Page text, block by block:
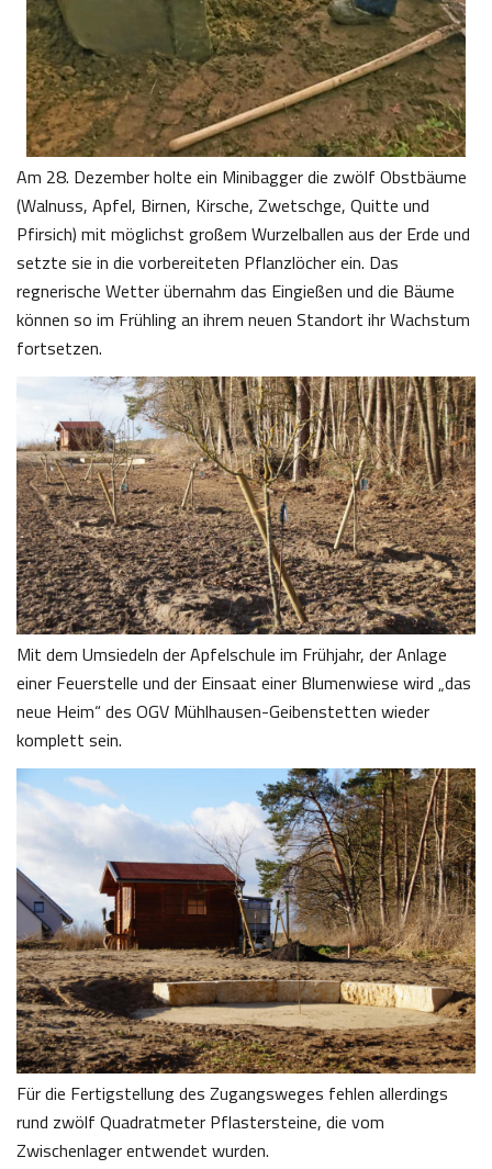
Am 28. Dezember holte ein Minibagger die zwölf Obstbäume
(Walnuss, Apfel, Birnen, Kirsche, Zwetschge, Quitte und
Pfirsich) mit möglichst großem Wurzelballen aus der Erde und
setzte sie in die vorbereiteten Pflanzlöcher ein. Das
regnerische Wetter übernahm das Eingießen und die Bäume
können so im Frühling an ihrem neuen Standort ihr Wachstum
fortsetzen.
Mit dem Umsiedeln der Apfelschule im Frühjahr, der Anlage
einer Feuerstelle und der Einsaat einer Blumenwiese wird „das
neue Heim“ des OGV Mühlhausen-Geibenstetten wieder
komplett sein.
Für die Fertigstellung des Zugangsweges fehlen allerdings
rund zwölf Quadratmeter Pflastersteine, die vom
Zwischenlager entwendet wurden.